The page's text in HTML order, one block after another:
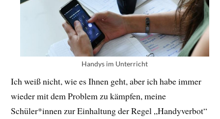
Handys im Unterricht
Ich weiß nicht, wie es Ihnen geht, aber ich habe immer
wieder mit dem Problem zu kämpfen, meine
Schüler*innen zur Einhaltung der Regel „Handyverbot“